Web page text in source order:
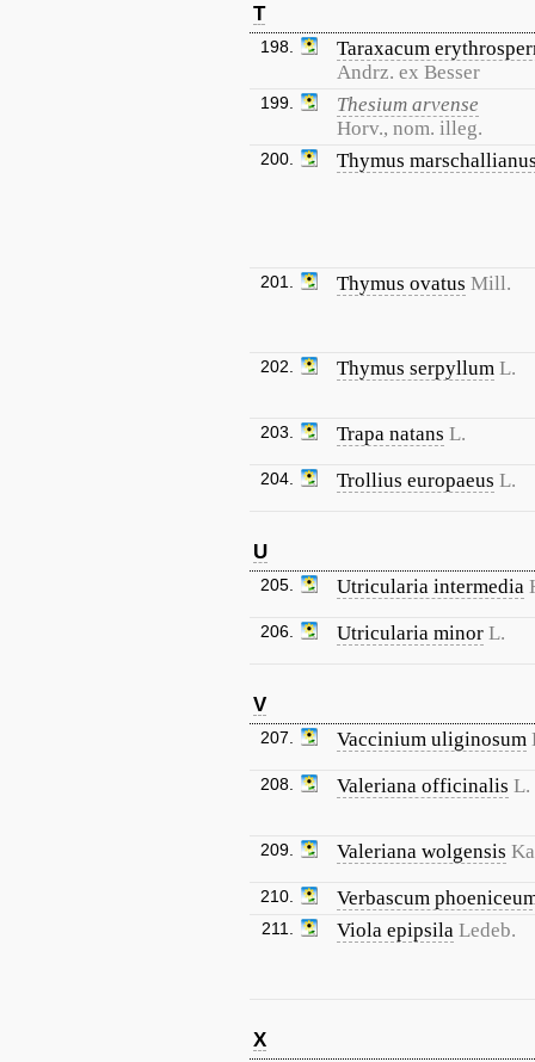
T
198.
Taraxacum
Andrz. ex Besser
199.
Thesium arvense
Horv., nom. illeg.
200. Thymus
201. Thymus ovatus Mill.
202. Thymus serpyllum L.
203. Trapa natans L.
204. Trollius europaeus L.
U
205. Utricularia intermedia
206. Utricularia minor L.
V
207. Vaccinium uliginosum
208. Valeriana officinalis L.
209. Valeriana wolgensis
210. Verbascum
211. Viola epipsila Ledeb.
X